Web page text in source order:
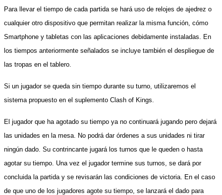
Para llevar el tiempo de cada partida se hará uso de relojes de ajedrez o
cualquier otro dispositivo que permitan realizar la misma función, cómo
Smartphone y tabletas con las aplicaciones debidamente instaladas. En
los tiempos anteriormente señalados se incluye también el despliegue de
las tropas en el tablero.
Si un jugador se queda sin tiempo durante su turno, utilizaremos el
sistema propuesto en el suplemento Clash of Kings.
El jugador que ha agotado su tiempo ya no continuará jugando pero dejará
las unidades en la mesa. No podrá dar órdenes a sus unidades ni tirar
ningún dado. Su contrincante jugará los turnos que le queden o hasta
agotar su tiempo. Una vez el jugador termine sus turnos, se dará por
concluida la partida y se revisarán las condiciones de victoria. En el caso
de que uno de los jugadores agote su tiempo, se lanzará el dado para